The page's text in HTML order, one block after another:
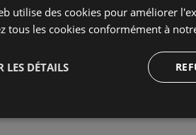
utilise des cookies pour améliorer
tous les cookies conformément à
LES DÉTAILS